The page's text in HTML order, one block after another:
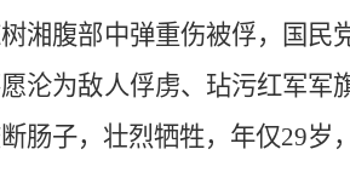
湘腹部中弹重伤被俘，国民
沦为敌人俘虏、玷污红军军
肠子，壮烈牺牲，年仅29岁